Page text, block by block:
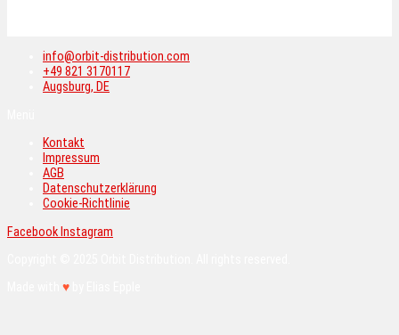
info@orbit-distribution.com
+49 821 3170117
Augsburg, DE
Kontakt
Impressum
AGB
Datenschutzerklärung
Cookie-Richtlinie
Facebook Instagram
♥